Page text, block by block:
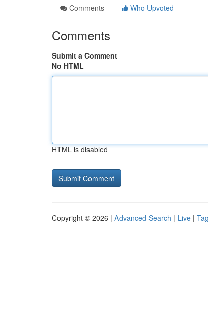
Comments
Who Upvoted
Comments
Submit a Comment
No HTML
HTML is disabled
Copyright © 2026 | Advanced Search | Live |